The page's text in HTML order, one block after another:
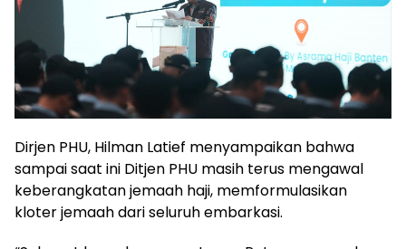
Dirjen PHU, Hilman Latief menyampaikan bahwa
sampai saat ini Ditjen PHU masih terus mengawal
keberangkatan jemaah haji, memformulasikan
kloter jemaah dari seluruh embarkasi.